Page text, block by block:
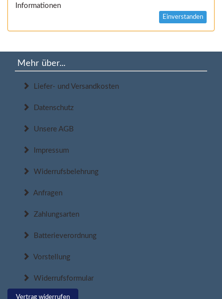
Informationen
Einverstanden
Mehr über...
Liefer- und Versandkosten
Datenschutz
Unsere AGB
Impressum
Widerrufsbelehrung
Anfragen
Zahlungsarten
Batterieverordnung
Vorstellung
Widerrufsformular
Vertrag widerrufen